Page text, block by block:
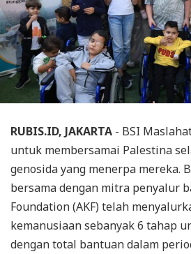
RUBIS.ID, JAKARTA - BSI
untuk membersamai Palestina
genosida yang menerpa mereka.
bersama dengan mitra penyalur
Foundation (AKF) telah
kemanusiaan sebanyak 6 tahap
dengan total bantuan dalam